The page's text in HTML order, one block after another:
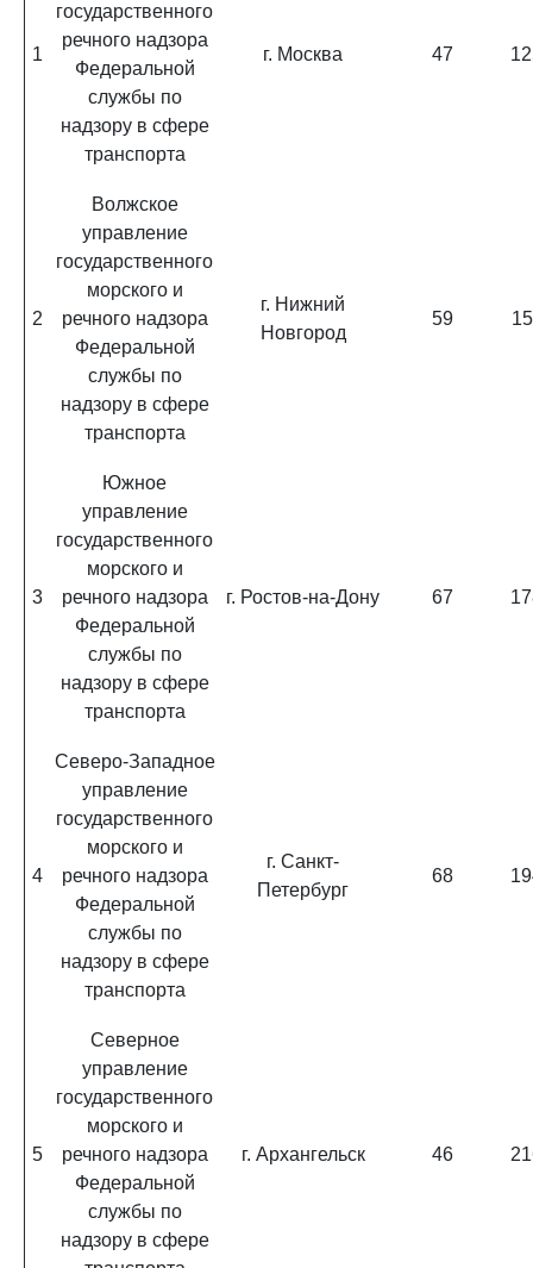
1
государственного
речного надзора
Федеральной
службы по
надзору в сфере
транспорта
г. Москва 47
2
Волжское
управление
государственного
морского и
речного надзора
Федеральной
службы по
надзору в сфере
транспорта
г. Нижний
Новгород
59
3
Южное
управление
государственного
морского и
речного надзора
Федеральной
службы по
надзору в сфере
транспорта
г. Ростов-на-Дону 67
4
Северо-Западное
управление
государственного
морского и
речного надзора
Федеральной
службы по
надзору в сфере
транспорта
г. Санкт-
Петербург
68
5
Северное
управление
государственного
морского и
речного надзора
Федеральной
службы по
надзору в сфере
г. Архангельск 46